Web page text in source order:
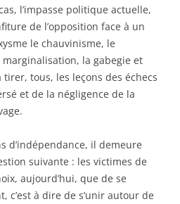
l’impasse politique actuelle,
de l’opposition face à un
le chauvinisme, le
marginalisation, la gabegie et
tirer, tous, les leçons des échecs
et de la négligence de la
d’indépendance, il demeure
suivante : les victimes de
aujourd’hui, que de se
à dire de s’unir autour de